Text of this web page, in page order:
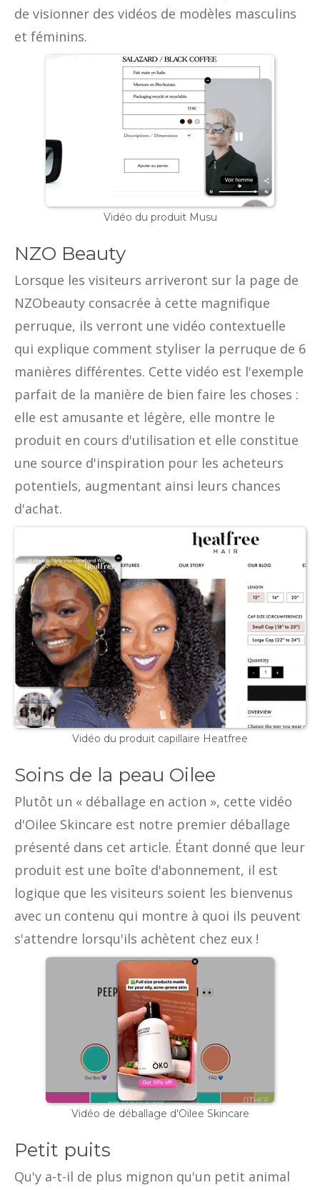
de visionner des vidéos de modèles masculins
et féminins.
Vidéo du produit Musu
NZO Beauty
Lorsque les visiteurs arriveront sur la page de
NZObeauty consacrée à cette magnifique
perruque, ils verront une vidéo contextuelle
qui explique comment styliser la perruque de 6
manières différentes. Cette vidéo est l'exemple
parfait de la manière de bien faire les choses :
elle est amusante et légère, elle montre le
produit en cours d'utilisation et elle constitue
une source d'inspiration pour les acheteurs
potentiels, augmentant ainsi leurs chances
d'achat.
Vidéo du produit capillaire Heatfree
Soins de la peau Oilee
Plutôt un « déballage en action », cette vidéo
d'Oilee Skincare est notre premier déballage
présenté dans cet article. Étant donné que leur
produit est une boîte d'abonnement, il est
logique que les visiteurs soient les bienvenus
avec un contenu qui montre à quoi ils peuvent
s'attendre lorsqu'ils achètent chez eux !
Vidéo de déballage d'Oilee Skincare
Petit puits
Qu'y a-t-il de plus mignon qu'un petit animal